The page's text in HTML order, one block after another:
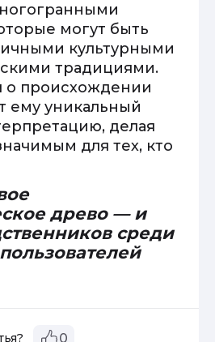
могут быть
культурными
традициями.
о происхождении
ему уникальный
делая
для тех, кто
древо — и
среди
0